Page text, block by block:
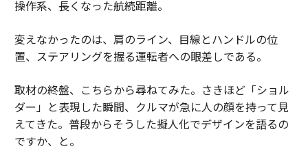
操作系、長くなった航続距離。
変えなかったのは、肩のライン、目線とハンドルの位
置、ステアリングを握る運転者への眼差しである。
取材の終盤、こちらから尋ねてみた。さきほど「ショル
ダー」と表現した瞬間、クルマが急に人の顔を持って見
えてきた。普段からそうした擬人化でデザインを語るの
ですか、と。